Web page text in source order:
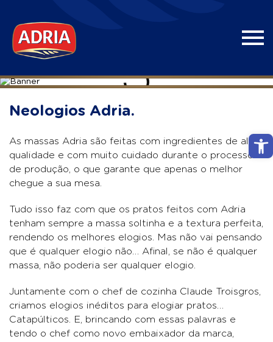
Neologios Adria.
As massas Adria são feitas com ingredientes de alta
qualidade e com muito cuidado durante o processo
de produção, o que garante que apenas o melhor
chegue a sua mesa.
Tudo isso faz com que os pratos feitos com Adria
tenham sempre a massa soltinha e a textura perfeita,
rendendo os melhores elogios. Mas não vai pensando
que é qualquer elogio não… Afinal, se não é qualquer
massa, não poderia ser qualquer elogio.
Juntamente com o chef de cozinha Claude Troisgros,
criamos elogios inéditos para elogiar pratos…
Catapúlticos. E, brincando com essas palavras e
tendo o chef como novo embaixador da marca,